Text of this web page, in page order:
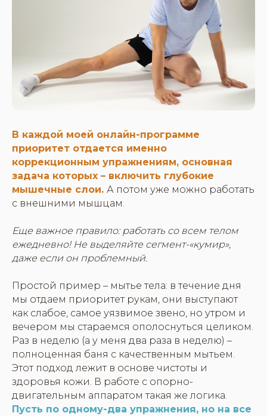
В каждой моей онлайн-программе
приоритет отдается именно
коррекционным упражнениям, основная
задача которых – включить глубокие
мышечные слои. А потом уже можно работать
с внешними мышцам.
Еще важное правило: работать со всем телом
ежедневно! Не выделяйте сегмент-«кумир»,
даже если он проблемный.
Простой пример – мытье тела: в течение дня
мы отдаем приоритет рукам, они выступают
как слабое, самое уязвимое звено, но утром и
вечером мы стараемся ополоснуться целиком.
Раз в неделю (а у меня два раза в неделю) –
полноценная баня с качественным мытьем.
Этот подход лежит в основе чистоты и
здоровья кожи. В работе с опорно-
двигательным аппаратом такая же логика.
Пусть по одному-два упражнения, но на все